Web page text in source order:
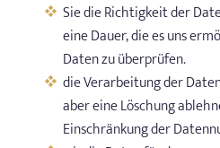
Sie die Richtigkeit der
eine Dauer, die es uns
Daten zu überprüfen.
die Verarbeitung der
aber eine Löschung
Einschränkung der